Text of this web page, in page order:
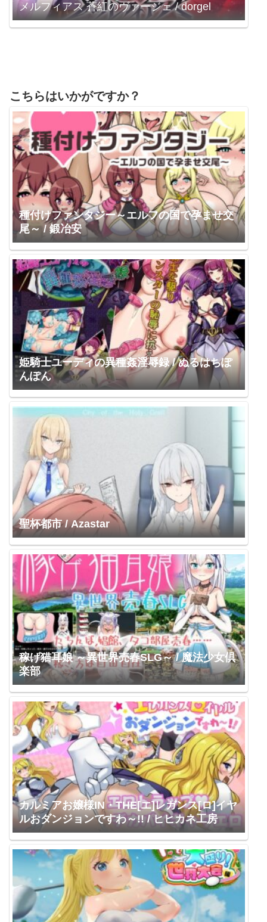
メルフィアス 蒼紅のヴァージェ / dorgel
こちらはいかがですか？
種付けファンタジー～エルフの国で孕ませ交
尾～ / 鍛冶安
姫騎士ユーディの異種姦淫辱録 / ぬるはちぽ
んぽん
聖杯都市 / Azastar
稼げ猫耳娘 ～異世界売春SLG～ / 魔法少女倶
楽部
カルミアお嬢様IN・THE[エ]レガンス[ロ]イヤ
ルおダンジョンですわ～!! / ヒヒカネ工房